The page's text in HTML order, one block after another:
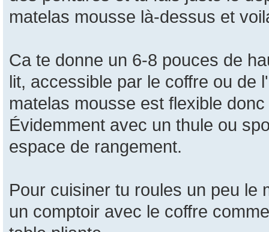
matelas mousse là-dessus et
Ca te donne un 6-8 pouces de
lit, accessible par le coffre ou de
matelas mousse est flexible
Évidemment avec un thule ou
espace de rangement.
Pour cuisiner tu roules un peu le
un comptoir avec le coffre